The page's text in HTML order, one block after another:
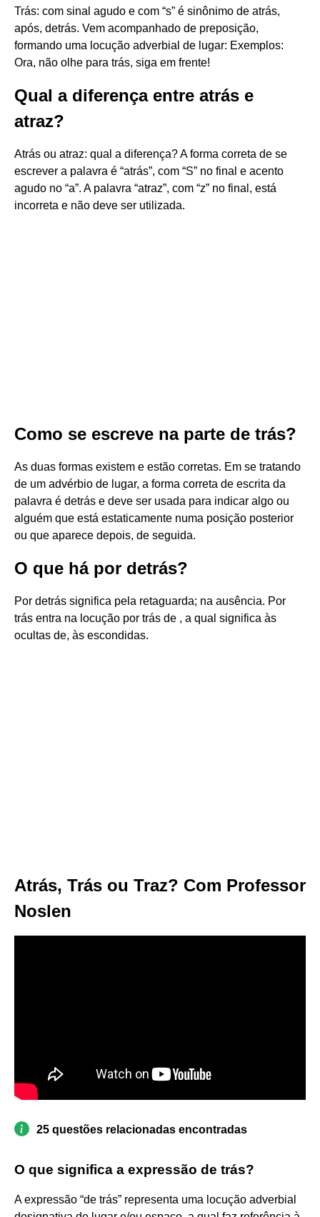
Trás: com sinal agudo e com “s” é sinônimo de atrás,
após, detrás. Vem acompanhado de preposição,
formando uma locução adverbial de lugar: Exemplos:
Ora, não olhe para trás, siga em frente!
Qual a diferença entre atrás e
atraz?
Atrás ou atraz: qual a diferença? A forma correta de se
escrever a palavra é “atrás”, com “S” no final e acento
agudo no “a”. A palavra “atraz”, com “z” no final, está
incorreta e não deve ser utilizada.
Como se escreve na parte de trás?
As duas formas existem e estão corretas. Em se tratando
de um advérbio de lugar, a forma correta de escrita da
palavra é detrás e deve ser usada para indicar algo ou
alguém que está estaticamente numa posição posterior
ou que aparece depois, de seguida.
O que há por detrás?
Por detrás significa pela retaguarda; na ausência. Por
trás entra na locução por trás de , a qual significa às
ocultas de, às escondidas.
Atrás, Trás ou Traz? Com Professor
Noslen
25 questões relacionadas encontradas
O que significa a expressão de trás?
A expressão “de trás” representa uma locução adverbial